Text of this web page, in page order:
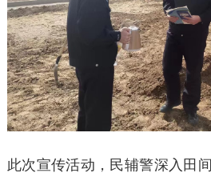
此次宣传活动，民辅警深入田